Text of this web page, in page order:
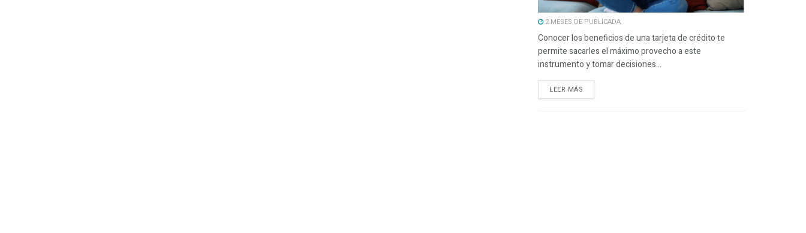
2 MESES DE PUBLICADA
Conocer los beneficios de una tarjeta de crédito te
permite sacarles el máximo provecho a este
instrumento y tomar decisiones...
LEER MÁS